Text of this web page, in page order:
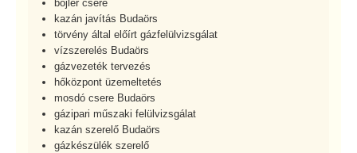
bojler csere
kazán javítás Budaörs
törvény által előírt gázfelülvizsgálat
vízszerelés Budaörs
gázvezeték tervezés
hőközpont üzemeltetés
mosdó csere Budaörs
gázipari műszaki felülvizsgálat
kazán szerelő Budaörs
gázkészülék szerelő